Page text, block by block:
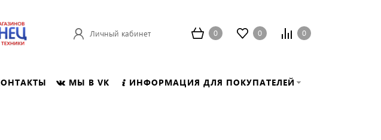
Личный кабинет 0 0 0
МЫ В VK ИНФОРМАЦИЯ ДЛЯ ПОКУПАТЕЛЕЙ